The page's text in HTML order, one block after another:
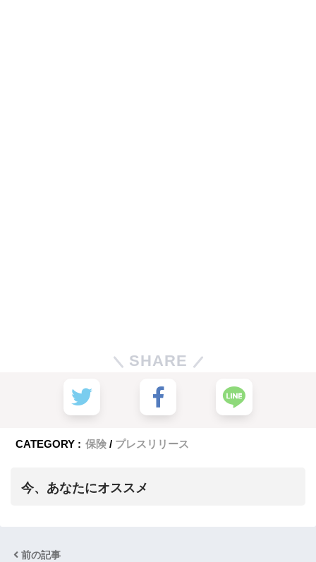
SHARE
CATEGORY : 保険 プレスリリース
今、あなたにオススメ
前の記事